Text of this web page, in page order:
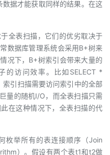
据才能获取同样的结果。在这
全表扫描，它们的优劣取决于
数据库管理系统会采用B+树来
况下，B+树索引会带来大量的
的访问效率。比如SELECT *
索引扫描需要访问索引中的全部
量的随机I/O，而全表扫描只需
在这种情况下，全表扫描的代
枚举所有的表连接顺序（Join
）。假设有两个表t1和t2做